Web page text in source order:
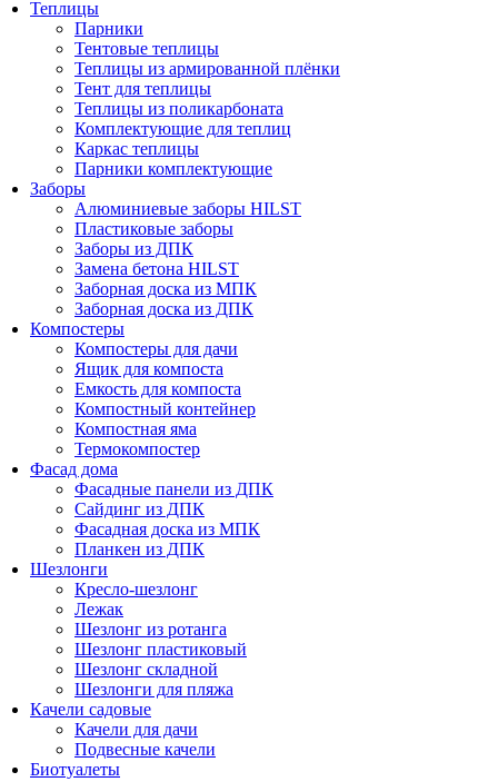
Теплицы
Парники
Тентовые теплицы
Теплицы из армированной плёнки
Тент для теплицы
Теплицы из поликарбоната
Комплектующие для теплиц
Каркас теплицы
Парники комплектующие
Заборы
Алюминиевые заборы HILST
Пластиковые заборы
Заборы из ДПК
Замена бетона HILST
Заборная доска из МПК
Заборная доска из ДПК
Компостеры
Компостеры для дачи
Ящик для компоста
Емкость для компоста
Компостный контейнер
Компостная яма
Термокомпостер
Фасад дома
Фасадные панели из ДПК
Сайдинг из ДПК
Фасадная доска из МПК
Планкен из ДПК
Шезлонги
Кресло-шезлонг
Лежак
Шезлонг из ротанга
Шезлонг пластиковый
Шезлонг складной
Шезлонги для пляжа
Качели садовые
Качели для дачи
Подвесные качели
Биотуалеты